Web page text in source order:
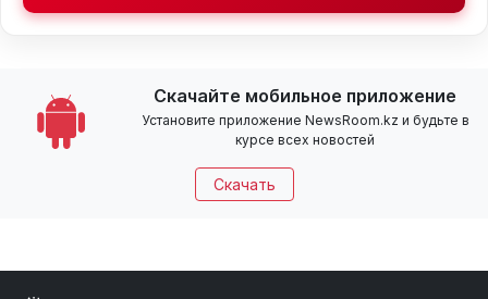
Скачайте мобильное приложение
Установите приложение NewsRoom.kz и будьте в
курсе всех новостей
Скачать